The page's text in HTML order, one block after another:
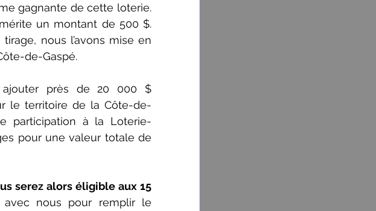
gagnante de cette loterie.
un montant de 500 $.
nous l’avons mise en
de-Gaspé.
près de 20 000 $
le territoire de la Côte-de-
participation à la Loterie-
pour une valeur totale de
serez alors éligible aux 15
avec nous pour remplir le